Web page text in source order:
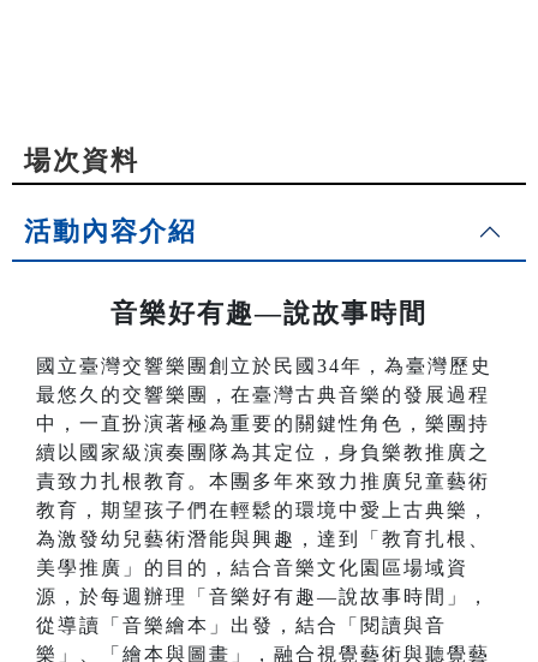
場次資料
活動內容介紹
音樂好有趣—說故事時間
國立臺灣交響樂團創立於民國34年，為臺灣歷史
最悠久的交響樂團，在臺灣古典音樂的發展過程
中，一直扮演著極為重要的關鍵性角色，樂團持
續以國家級演奏團隊為其定位，身負樂教推廣之
責致力扎根教育。本團多年來致力推廣兒童藝術
教育，期望孩子們在輕鬆的環境中愛上古典樂，
為激發幼兒藝術潛能與興趣，達到「教育扎根、
美學推廣」的目的，結合音樂文化園區場域資
源，於每週辦理「音樂好有趣—說故事時間」，
從導讀「音樂繪本」出發，結合「閱讀與音
樂」、「繪本與圖畫」，融合視覺藝術與聽覺藝